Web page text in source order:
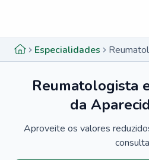
Especialidades
Reumatologista
da
Aproveite os valores